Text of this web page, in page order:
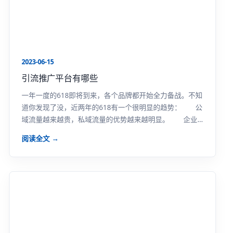
2023-06-15
引流推广平台有哪些
一年一度的618即将到来，各个品牌都开始全力备战。不知
道你发现了没，近两年的618有一个很明显的趋势： 公
域流量越来越贵，私域流量的优势越来越明显。 企业
阅读全文 →